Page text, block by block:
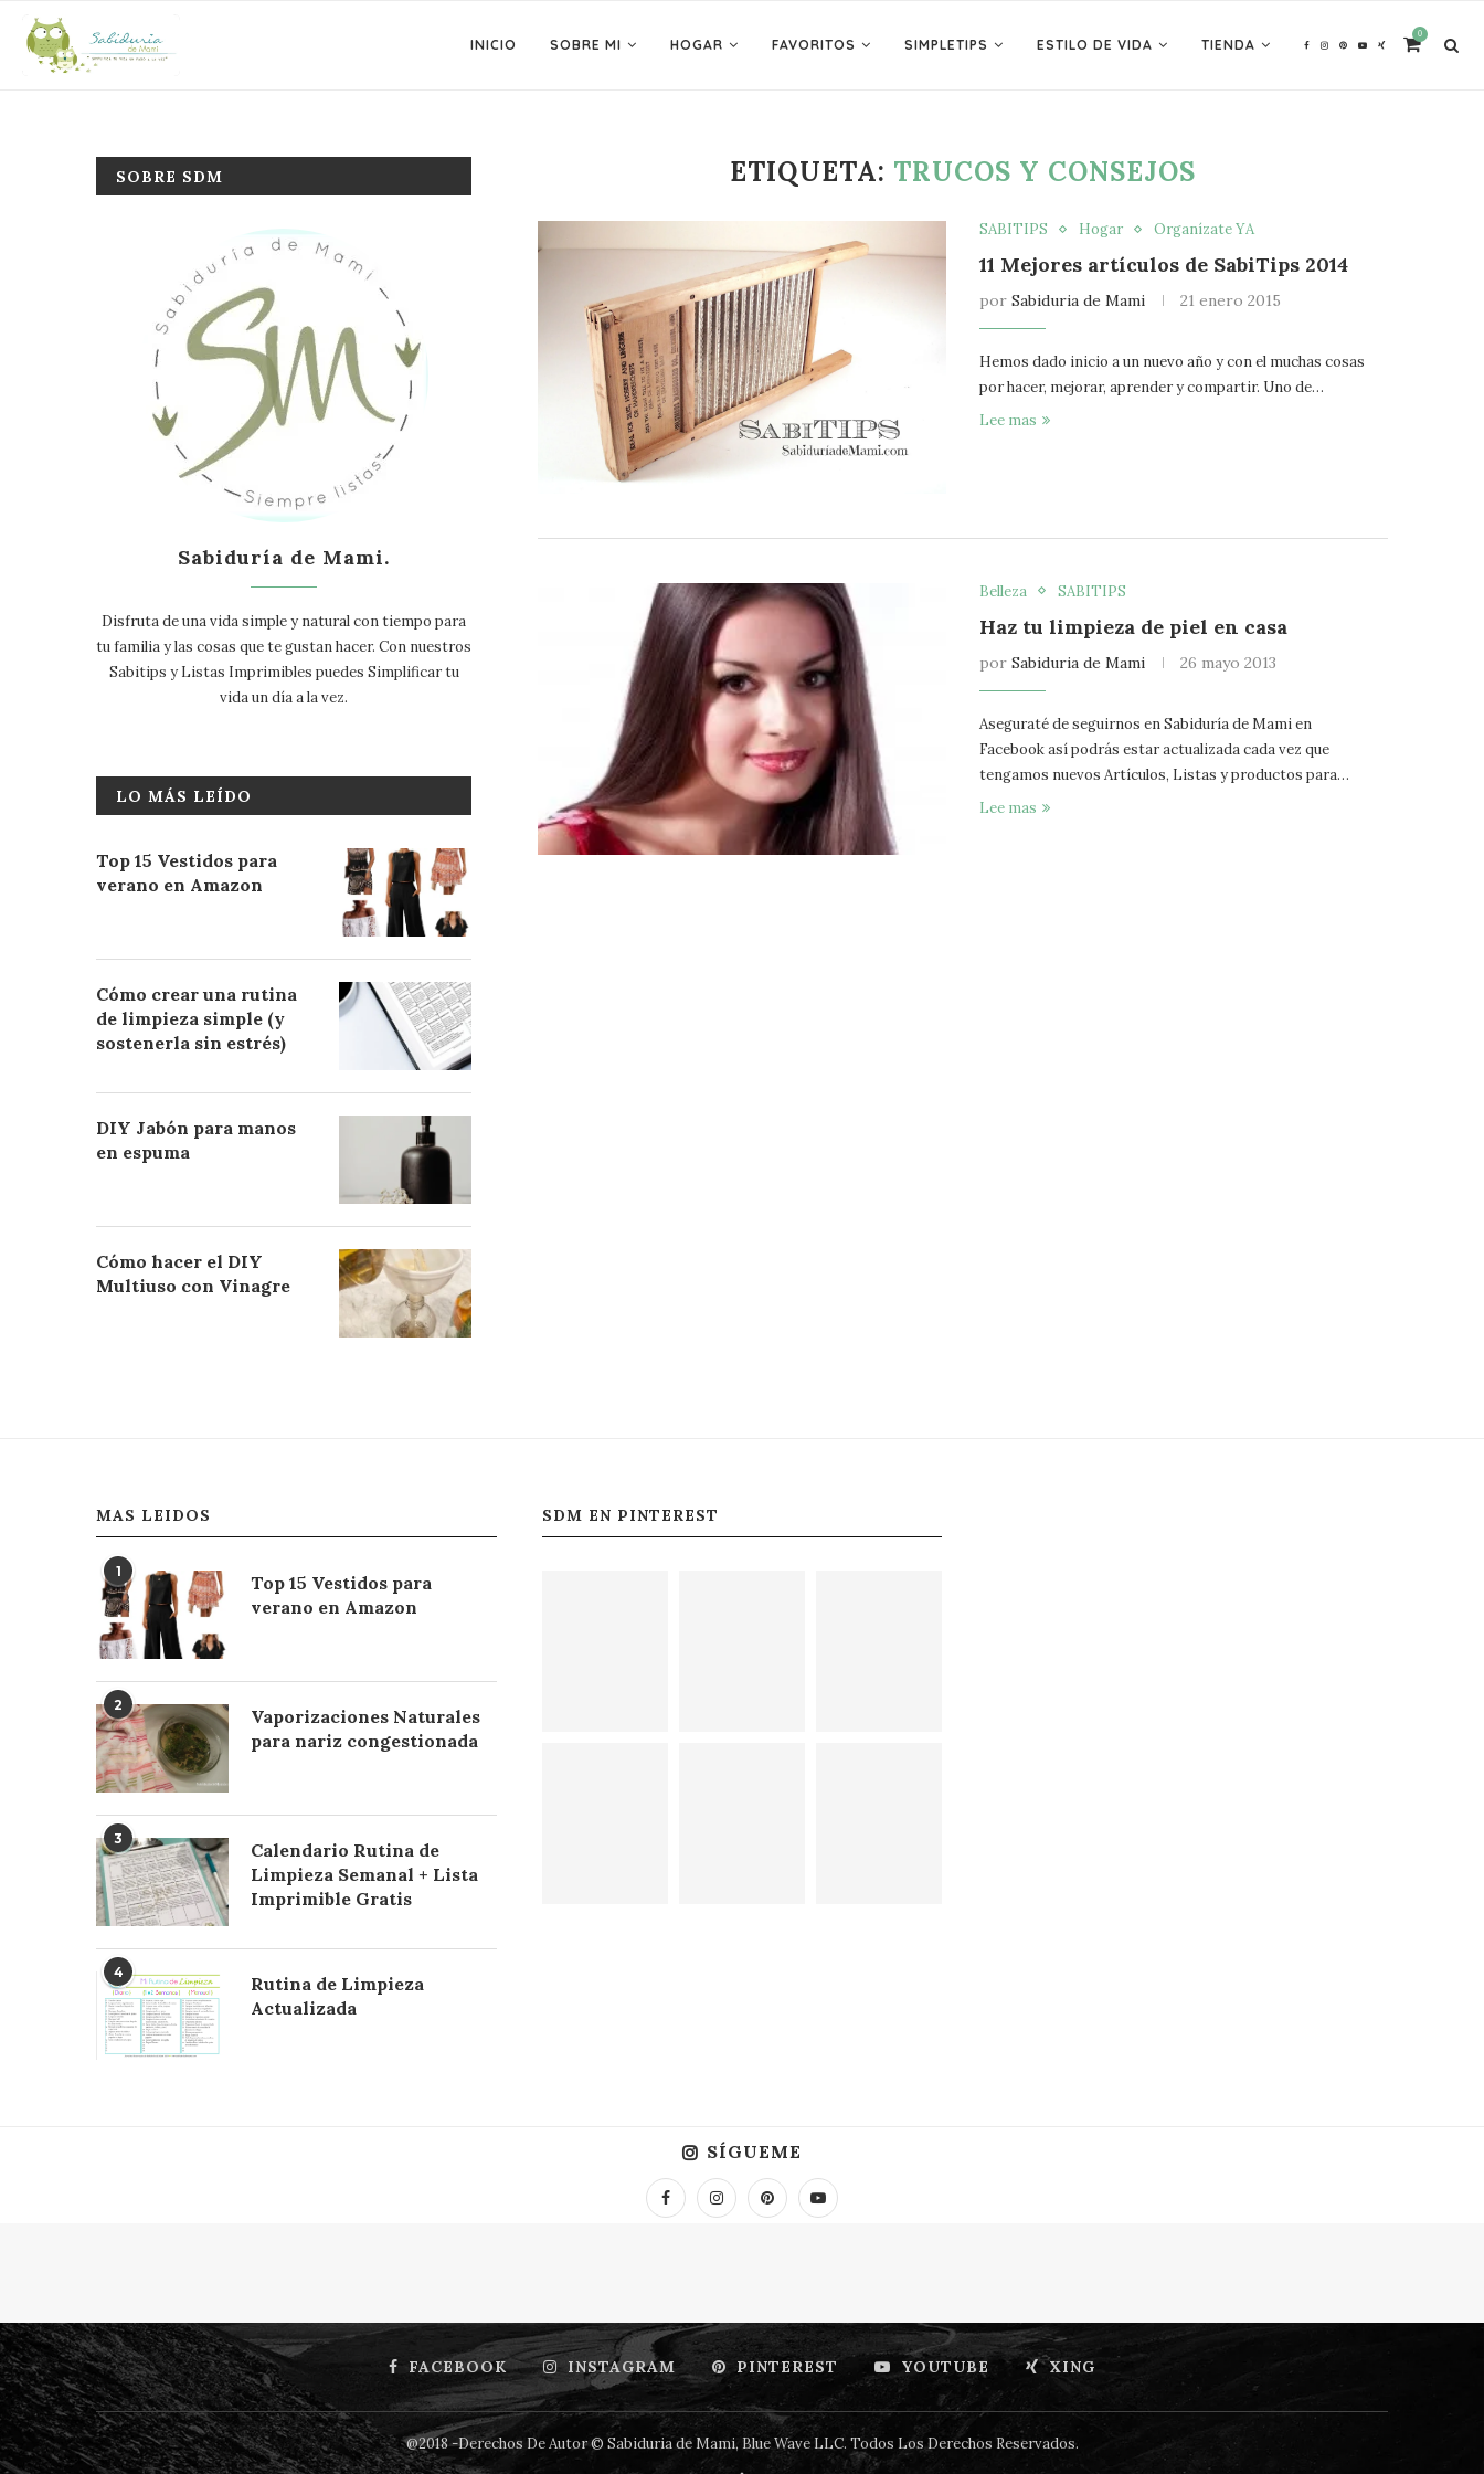
INICIO SOBRE MI HOGAR FAVORITOS SIMPLETIPS ESTILO DE VIDA TIENDA
0
ETIQUETA: TRUCOS Y CONSEJOS
SABITIPS Hogar Organízate YA
11 Mejores artículos de SabiTips 2014
porSabiduria de Mami 21 enero 2015
Hemos dado inicio a un nuevo año y con el muchas cosas
por hacer, mejorar, aprender y compartir. Uno de…
Lee mas
Belleza SABITIPS
Haz tu limpieza de piel en casa
porSabiduria de Mami 26 mayo 2013
Aseguraté de seguirnos en Sabiduría de Mami en
Facebook así podrás estar actualizada cada vez que
tengamos nuevos Artículos, Listas y productos para…
Lee mas
SOBRE SDM
Sabiduría de Mami.
Disfruta de una vida simple y natural con tiempo para
tu familia y las cosas que te gustan hacer. Con nuestros
Sabitips y Listas Imprimibles puedes Simplificar tu
vida un día a la vez.
LO MÁS LEÍDO
Top 15 Vestidos para
verano en Amazon
Cómo crear una rutina
de limpieza simple (y
sostenerla sin estrés)
DIY Jabón para manos
en espuma
Cómo hacer el DIY
Multiuso con Vinagre
MAS LEIDOS
1
Top 15 Vestidos para
verano en Amazon
2
Vaporizaciones Naturales
para nariz congestionada
3
Calendario Rutina de
Limpieza Semanal + Lista
Imprimible Gratis
4
Rutina de Limpieza
Actualizada
SDM EN PINTEREST
SÍGUEME
FACEBOOK INSTAGRAM PINTEREST YOUTUBE XING
@2018 -Derechos De Autor © Sabiduria de Mami, Blue Wave LLC. Todos Los Derechos Reservados.